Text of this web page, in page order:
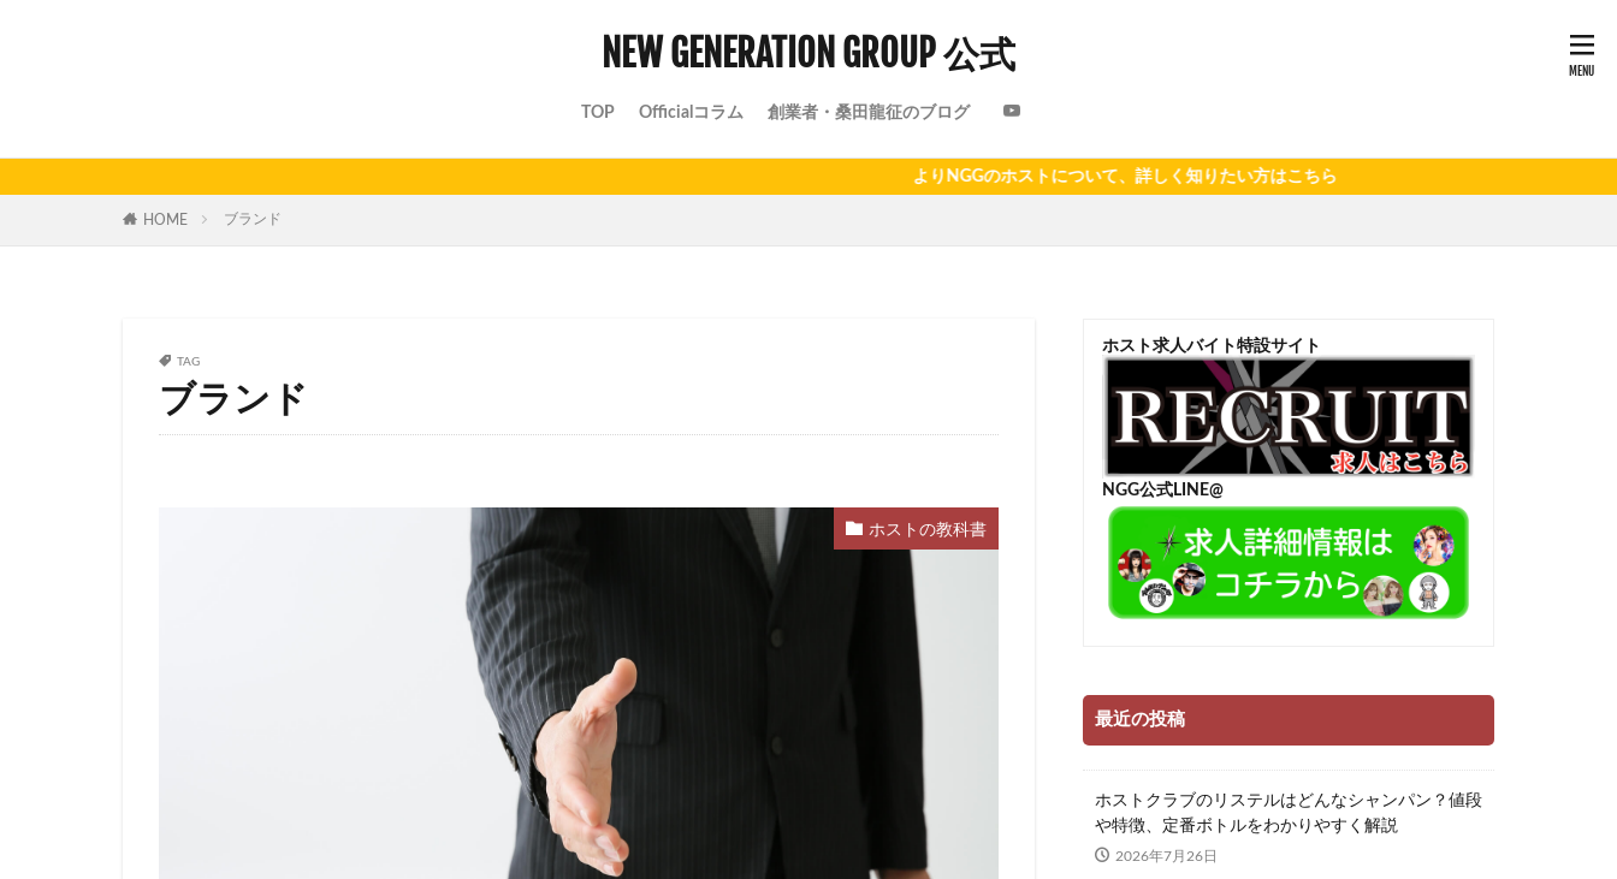
NEW GENERATION GROUP 公式
TOP Officialコラム 創業者・桑田龍征のブログ
よりNGGのホストについて、詳しく知りたい方はこちら
HOME ブランド
TAG
ブランド
ホストの教科書
ホスト求人バイト特設サイト
NGG公式LINE@
最近の投稿
ホストクラブのリステルはどんなシャンパン？値段
や特徴、定番ボトルをわかりやすく解説
2026年7月26日